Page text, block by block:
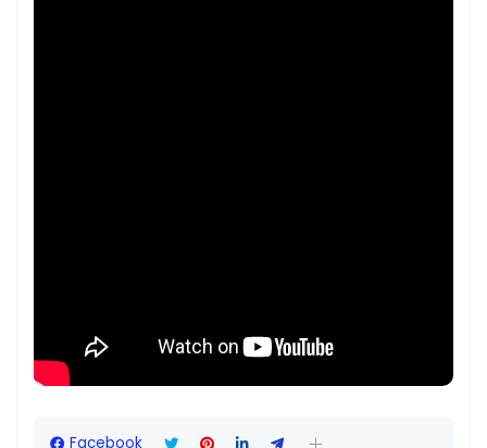
Facebook